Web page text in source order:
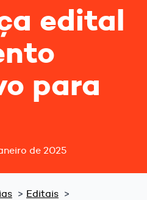
edital
para
de 2025
Editais